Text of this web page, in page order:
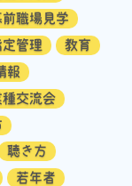
前職場見学
定管理
教育
報
種交流会
聴き方
若年者